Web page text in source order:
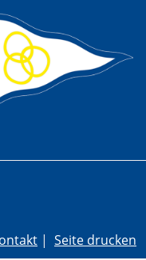
| Seite drucken